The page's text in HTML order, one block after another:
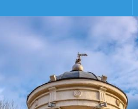
ПЯТИГОРСК ГОРА МАШУК И